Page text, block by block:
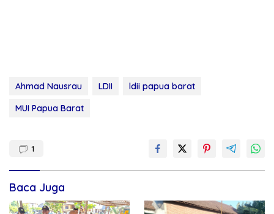
Ahmad Nausrau LDII
ldii papua barat
MUI Papua Barat
1
Baca Juga